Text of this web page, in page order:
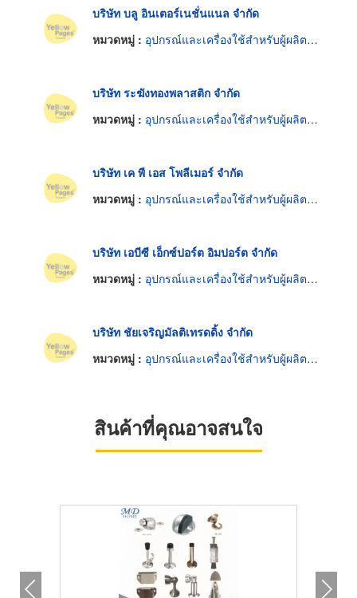
บริษัท บลู อินเตอร์เนชั่นแนล จำกัด
หมวดหมู่ : อุปกรณ์และเครื่องใช้สำหรับผู้ผลิตเฟอร์นิเจอร์
บริษัท ระฆังทองพลาสติก จำกัด
หมวดหมู่ : อุปกรณ์และเครื่องใช้สำหรับผู้ผลิตเฟอร์นิเจอร์
บริษัท เค พี เอส โพลีเมอร์ จำกัด
หมวดหมู่ : อุปกรณ์และเครื่องใช้สำหรับผู้ผลิตเฟอร์นิเจอร์
บริษัท เอบีซี เอ็กซ์ปอร์ต อิมปอร์ต จำกัด
หมวดหมู่ : อุปกรณ์และเครื่องใช้สำหรับผู้ผลิตเฟอร์นิเจอร์
บริษัท ชัยเจริญมัลติเทรดดิ้ง จำกัด
หมวดหมู่ : อุปกรณ์และเครื่องใช้สำหรับผู้ผลิตเฟอร์นิเจอร์
สินค้าที่คุณอาจสนใจ